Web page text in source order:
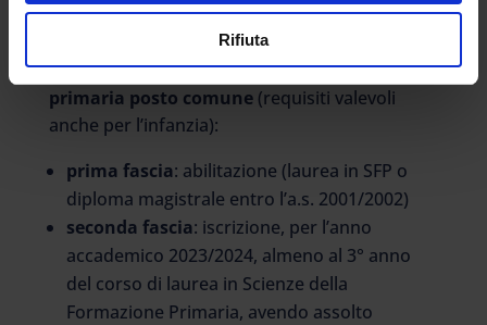
Rifiuta
Ritornando al focus del presente articolo,
ricordiamo quali sono i requisiti per accedere
alla prima e alla seconda fascia delleGPS
primaria posto comune(requisiti valevoli
anche per l’infanzia):
prima fascia: abilitazione (laurea in SFP o
diploma magistrale entro l’a.s. 2001/2002)
seconda fascia: iscrizione, per l’anno
accademico 2023/2024, almeno al 3° anno
del corso di laurea in Scienze della
Formazione Primaria, avendo assolto